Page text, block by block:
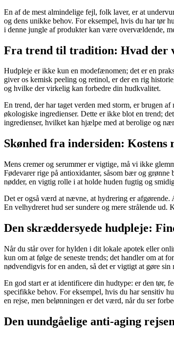
En af de mest almindelige fejl, folk laver, er at
og dens unikke behov. For eksempel, hvis du har tør
i denne jungle af produkter kan være overvældende,
Fra trend til tradition: Hvad der
Hudpleje er ikke kun en modefænomen; det er en
giver os kemisk peeling og retinol, er der en rig
og hvilke der virkelig kan forbedre din hudkvalitet.
En trend, der har taget verden med storm, er brugen
økologiske ingredienser. Dette er ikke blot en trend;
ingredienser, hvilket kan hjælpe med at berolige og
Skønhed fra indersiden: Kostens
Mens cremer og serummer er vigtige, må vi ikke
Fødevarer rige på antioxidanter, såsom bær og
nødder, en vigtig rolle i at holde huden fugtig og
Det er også værd at nævne, at hydrering er
En velhydreret hud ser sundere og mere strålende
Den skræddersyede hudpleje:
Når du står over for hylden i dit lokale apotek eller
kun om at følge de seneste trends; det handler om at
nødvendigvis for en anden, så det er vigtigt at gøre sin
En god start er at identificere din hudtype: er den tør,
specifikke behov. For eksempel, hvis du har sensitiv
en rejse, men belønningen er det værd, når du ser
Den uundgåelige anti-aging rejsen